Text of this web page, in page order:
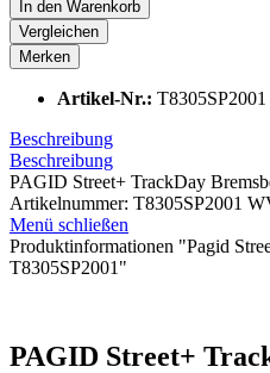
In den Warenkorb
Vergleichen
Merken
Artikel-Nr.: T8305SP2001
Beschreibung
Beschreibung
PAGID Street+ TrackDay
Artikelnummer: T8305SP2001
Menü schließen
Produktinformationen "Pagid
T8305SP2001"
PAGID Street+